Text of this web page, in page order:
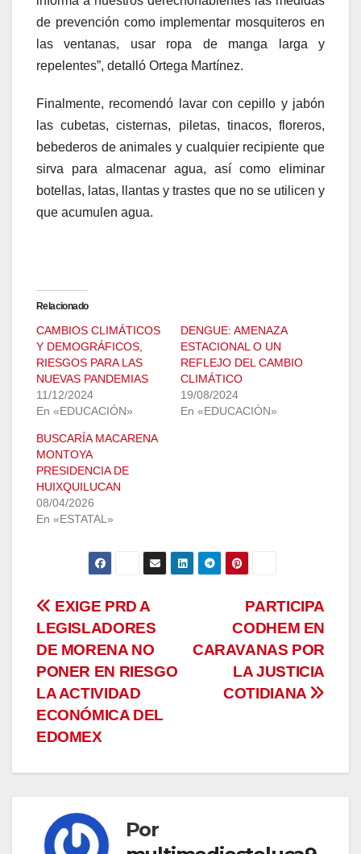
de prevención como implementar mosquiteros en
las ventanas, usar ropa de manga larga y
repelentes”, detalló Ortega Martínez.
Finalmente, recomendó lavar con cepillo y jabón
las cubetas, cisternas, piletas, tinacos, floreros,
bebederos de animales y cualquier recipiente que
sirva para almacenar agua, así como eliminar
botellas, latas, llantas y trastes que no se utilicen y
que acumulen agua.
Relacionado
CAMBIOS CLIMÁTICOS
Y DEMOGRÁFICOS,
RIESGOS PARA LAS
NUEVAS PANDEMIAS
11/12/2024
En «EDUCACIÓN»
DENGUE: AMENAZA
ESTACIONAL O UN
REFLEJO DEL CAMBIO
CLIMÁTICO
19/08/2024
En «EDUCACIÓN»
BUSCARÍA MACARENA
MONTOYA
PRESIDENCIA DE
HUIXQUILUCAN
08/04/2026
En «ESTATAL»
Navegación
de
entradas
PARTICIPA
CODHEM EN
CARAVANAS POR
LA JUSTICIA
COTIDIANA
EXIGE PRD A
LEGISLADORES
DE MORENA NO
PONER EN RIESGO
LA ACTIVIDAD
ECONÓMICA DEL
EDOMEX
Por